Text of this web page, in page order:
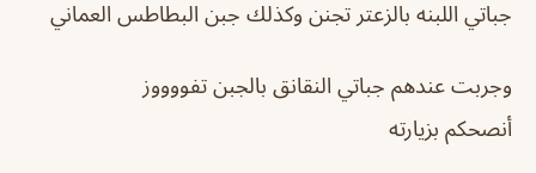
جباتي اللبنه بالزعتر تجنن وكذلك جبن البطاطس العماني
وجربت عندهم جباتي النقانق بالجبن تفووووز
أنصحكم بزيارته